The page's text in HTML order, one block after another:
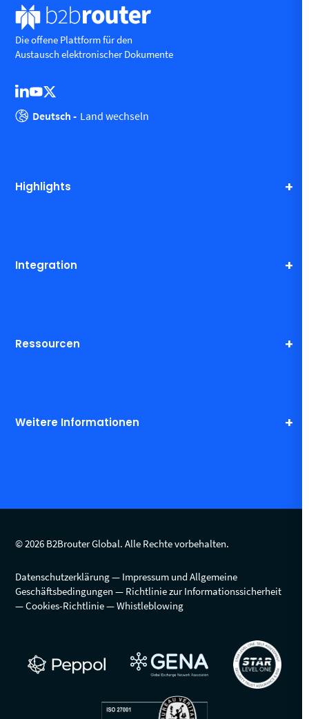
Die offene Plattform für den
Austausch elektronischer Dokumente
Deutsch - Land wechseln
Highlights
Integration
Ressourcen
Weitere Informationen
© 2026 B2Brouter Global. Alle Rechte vorbehalten.
Datenschutzerklärung
Impressum und Allgemeine
Geschäftsbedingungen
Richtlinie zur Informationssicherheit
Cookies-Richtlinie
Whistleblowing